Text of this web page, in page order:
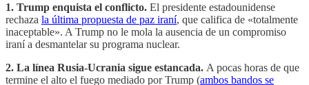
1. Trump enquista el conflicto. El presidente estadounidense
rechaza la última propuesta de paz iraní, que califica de «totalmente
inaceptable». A Trump no le mola la ausencia de un compromiso
iraní a desmantelar su programa nuclear.
2. La línea Rusia-Ucrania sigue estancada. A pocas horas de que
termine el alto el fuego mediado por Trump (ambos bandos se